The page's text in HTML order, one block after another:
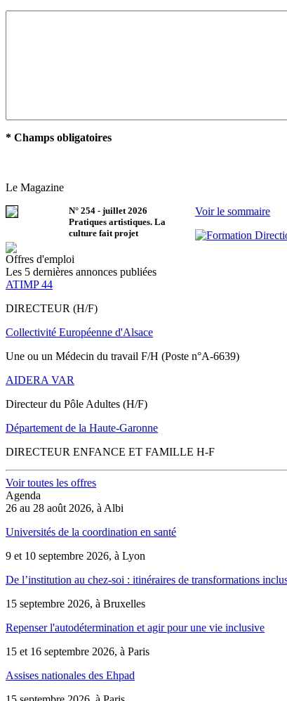
* Champs obligatoires
Le Magazine
N° 254 - juillet 2026
Pratiques artistiques. La
culture fait projet
Voir le sommaire
Offres d'emploi
Les 5 dernières annonces publiées
ATIMP 44
DIRECTEUR (H/F)
Collectivité Européenne d'Alsace
Une ou un Médecin du travail F/H (Poste n°A-6639)
AIDERA VAR
Directeur du Pôle Adultes (H/F)
Département de la Haute-Garonne
DIRECTEUR ENFANCE ET FAMILLE H-F
Voir toutes les offres
Agenda
26 au 28 août 2026, à Albi
Universités de la coordination en santé
9 et 10 septembre 2026, à Lyon
De l’institution au chez-soi : itinéraires de transformations
15 septembre 2026, à Bruxelles
Repenser l'autodétermination et agir pour une vie inclusive
15 et 16 septembre 2026, à Paris
Assises nationales des Ehpad